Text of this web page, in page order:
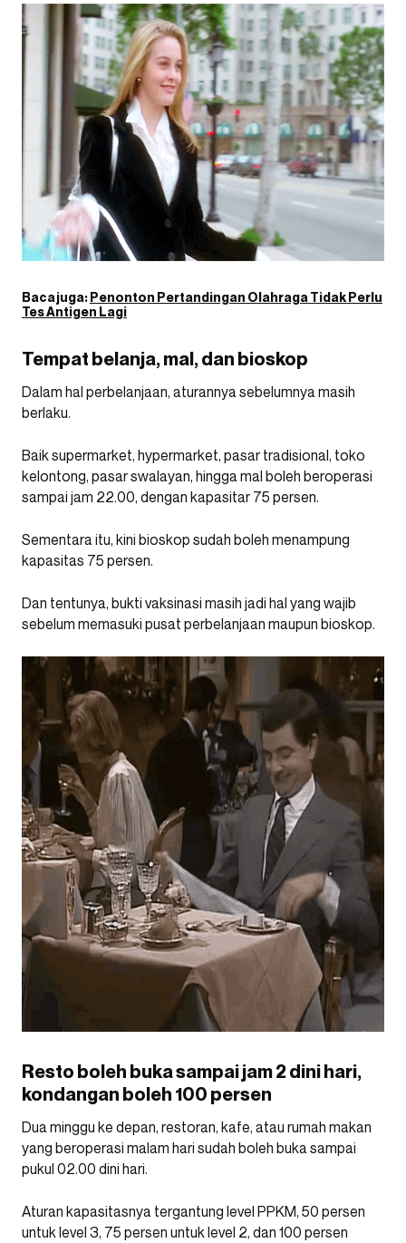
Baca juga:Penonton Pertandingan Olahraga Tidak Perlu
Tes Antigen Lagi
Tempat belanja, mal, dan bioskop
Dalam hal perbelanjaan, aturannya sebelumnya masih
berlaku.
Baik supermarket, hypermarket, pasar tradisional, toko
kelontong, pasar swalayan, hingga mal boleh beroperasi
sampai jam 22.00, dengan kapasitar 75 persen.
Sementara itu, kini bioskop sudah boleh menampung
kapasitas 75 persen.
Dan tentunya, bukti vaksinasi masih jadi hal yang wajib
sebelum memasuki pusat perbelanjaan maupun bioskop.
Resto boleh buka sampai jam 2 dini hari,
kondangan boleh 100 persen
Dua minggu ke depan, restoran, kafe, atau rumah makan
yang beroperasi malam hari sudah boleh buka sampai
pukul 02.00 dini hari.
Aturan kapasitasnya tergantung level PPKM, 50 persen
untuk level 3, 75 persen untuk level 2, dan 100 persen